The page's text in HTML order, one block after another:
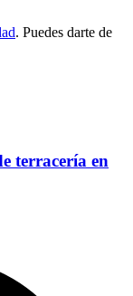
. Puedes darte de
terracería en